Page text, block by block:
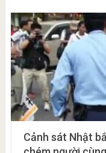
Cảnh sát Nhật